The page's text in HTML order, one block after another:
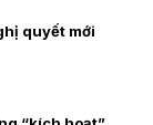
quyết mới